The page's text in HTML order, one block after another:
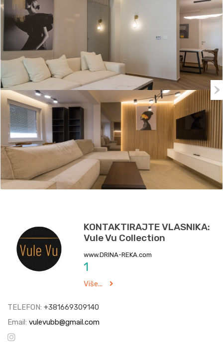
KONTAKTIRAJTE VLASNIKA:
Vule Vu Collection
www.DRINA-REKA.com
1
Više...
TELEFON: +381669309140
Email: vulevubb@gmail.com